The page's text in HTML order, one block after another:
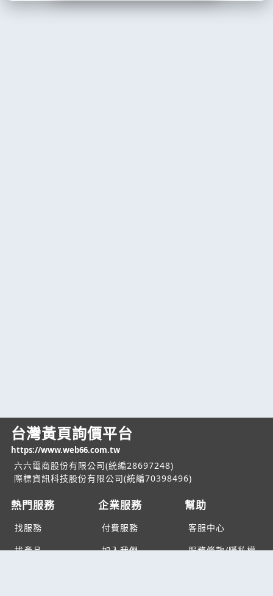
台灣黃頁詢價平台
https://www.web66.com.tw
六六電商股份有限公司(統編28697248)
際標資訊科技股份有限公司(統編70398496)
熱門服務
找服務
找產品
企業服務
付費服務
加入我們
幫助
客服中心
服務條款/隱私權